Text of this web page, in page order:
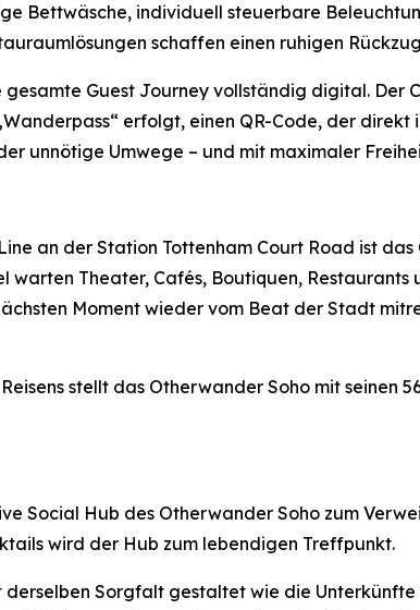
Bettwäsche, individuell steuerbare
schaffen einen ruhigen
Guest Journey vollständig digital.
erfolgt, einen QR-Code, der
unnötige Umwege – und mit maximaler
an der Station Tottenham Court Road ist
Theater, Cafés, Boutiquen,
Moment wieder vom Beat der Stadt
stellt das Otherwander Soho mit seinen
Social Hub des Otherwander Soho zum
wird der Hub zum lebendigen Treffpunkt.
Sorgfalt gestaltet wie die